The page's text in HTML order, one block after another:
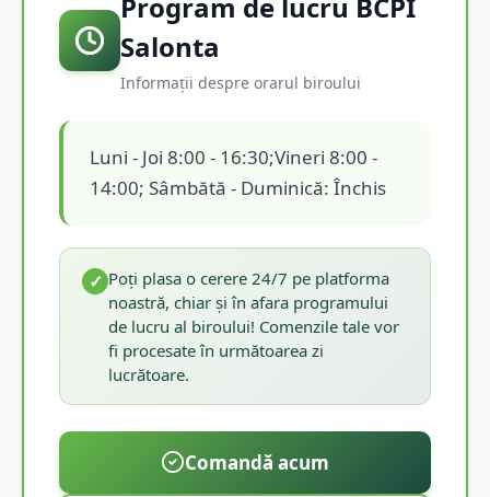
Salonta
Informații despre orarul biroului
Luni - Joi 8:00 - 16:30;Vineri 8:00 -
14:00; Sâmbătă - Duminică: Închis
✓ Poți plasa o cerere 24/7 pe platforma
noastră, chiar și în afara programului
de lucru al biroului! Comenzile tale vor
fi procesate în următoarea zi
lucrătoare.
Comandă acum